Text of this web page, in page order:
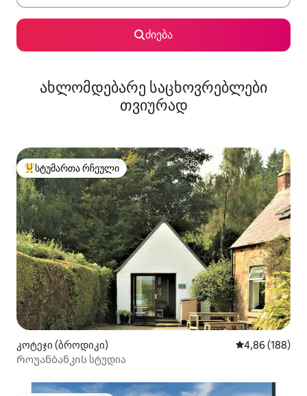
ძიება
ახლომდებარე საცხოვრებლები
თვიურად
სტუმართა რჩეული მოწინავე ვარიანტი
სტუმართა რჩეული
კოტეჯი (ბროდიკი) საშუალო
4,86 (188)
Როუანბანკის სტუდია